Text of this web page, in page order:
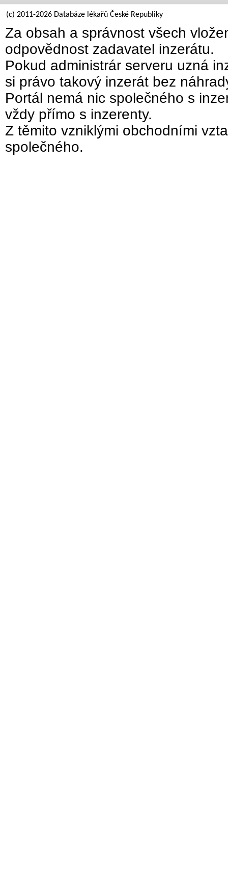
(c) 2011-2026 Databáze lékařů České Republiky
Za obsah a správnost všech
odpovědnost zadavatel inzerátu.
Pokud administrár serveru uzná
si právo takový inzerát bez
Portál nemá nic společného s
vždy přímo s inzerenty.
Z těmito vzniklými obchodními
společného.